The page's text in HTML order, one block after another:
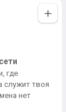
где
служит твоя
нет